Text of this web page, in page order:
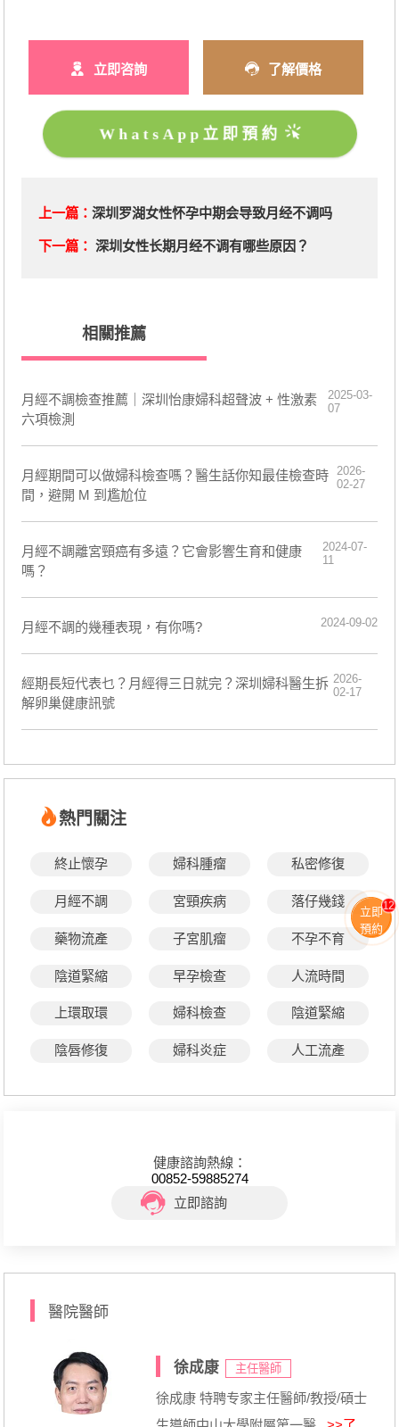
立即咨詢 了解價格
WhatsApp立即預約
上一篇： 深圳罗湖女性怀孕中期会导致月经不调吗
下一篇： 深圳女性长期月经不调有哪些原因？
相關推薦
月經不調檢查推薦｜深圳怡康婦科超聲波 + 性激素
六項檢測
2025-03-
07
月經期間可以做婦科檢查嗎？醫生話你知最佳檢查時
間，避開 M 到尷尬位
2026-
02-27
月經不調離宮頸癌有多遠？它會影響生育和健康
嗎？
2024-07-
11
月經不調的幾種表現，有你嗎? 2024-09-02
經期長短代表乜？月經得三日就完？深圳婦科醫生拆
解卵巢健康訊號
2026-
02-17
熱門關注
終止懷孕 婦科腫瘤 私密修復
月經不調 宮頸疾病 落仔幾錢
藥物流產 子宮肌瘤 不孕不育
陰道緊縮 早孕檢查 人流時間
上環取環 婦科檢查 陰道緊縮
陰唇修復 婦科炎症 人工流產
健康諮詢熱線：
00852-59885274
立即諮詢
醫院醫師
徐成康 主任醫師
徐成康 特聘专家主任醫師/教授/碩士
立即
預約
12